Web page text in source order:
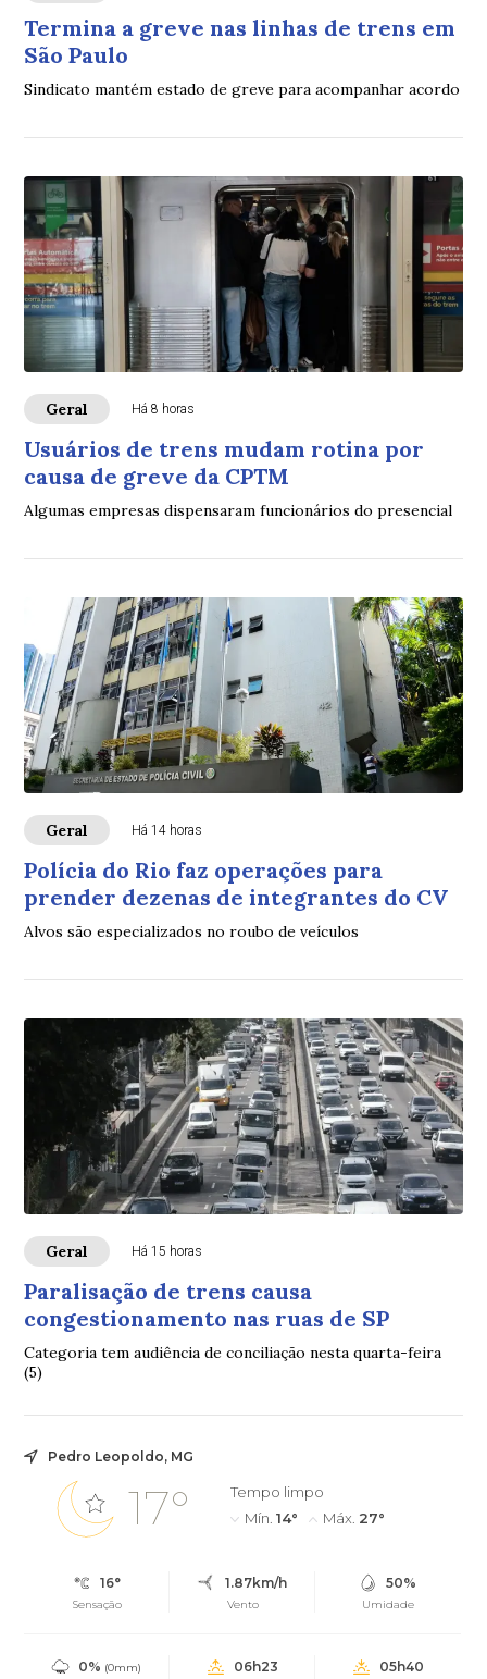
Termina a greve nas linhas de trens em
São Paulo
Sindicato mantém estado de greve para acompanhar acordo
Geral Há 8 horas
Usuários de trens mudam rotina por
causa de greve da CPTM
Algumas empresas dispensaram funcionários do presencial
Geral Há 14 horas
Polícia do Rio faz operações para
prender dezenas de integrantes do CV
Alvos são especializados no roubo de veículos
Geral Há 15 horas
Paralisação de trens causa
congestionamento nas ruas de SP
Categoria tem audiência de conciliação nesta quarta-feira
(5)
Pedro Leopoldo, MG
17°
Tempo limpo
Mín. 14° Máx. 27°
16°
Sensação
1.87km/h
Vento
50%
Umidade
0% (0mm) 06h23 05h40